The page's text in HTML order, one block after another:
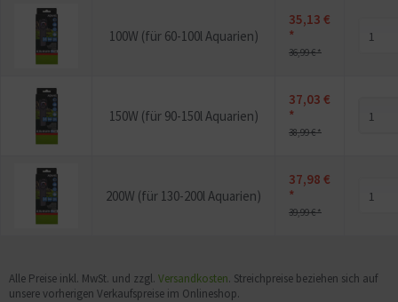
100W (für 60-100l Aquarien)
35,13 €
*
36,99 € *
150W (für 90-150l Aquarien)
37,03 €
*
38,99 € *
200W (für 130-200l Aquarien)
37,98 €
*
39,99 € *
Alle Preise inkl. MwSt. und zzgl. Versandkosten. Streichpreise beziehen sich auf
unsere vorherigen Verkaufspreise im Onlineshop.